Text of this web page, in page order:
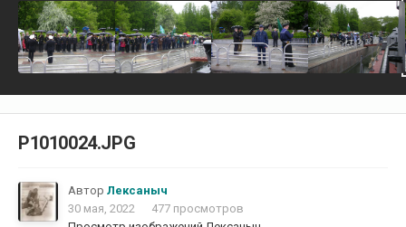
P1010024.JPG
Автор Лексаныч
30 мая, 2022
477 просмотров